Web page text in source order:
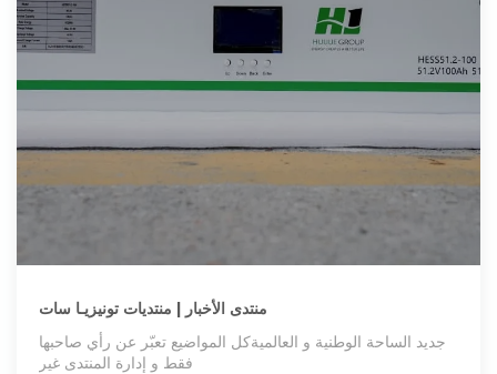
منتدى الأخبار | منتديات تونيزيـا سات
جديد الساحة الوطنية و العالميةكل المواضيع تعبّر عن رأي صاحبها
فقط و إدارة المنتدى غير